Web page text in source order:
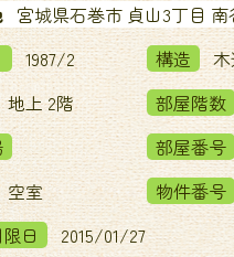
宮城県石巻市 貞山3丁目 南
1987/2 構造
木
地上 2階 部屋階数
部屋番号
空室 物件番号
日
2015/01/27